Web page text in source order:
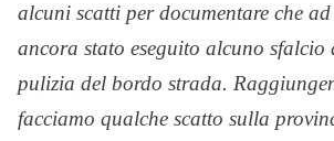
alcuni scatti per documentare che
ancora stato eseguito alcuno sfalcio
pulizia del bordo strada.
facciamo qualche scatto sulla